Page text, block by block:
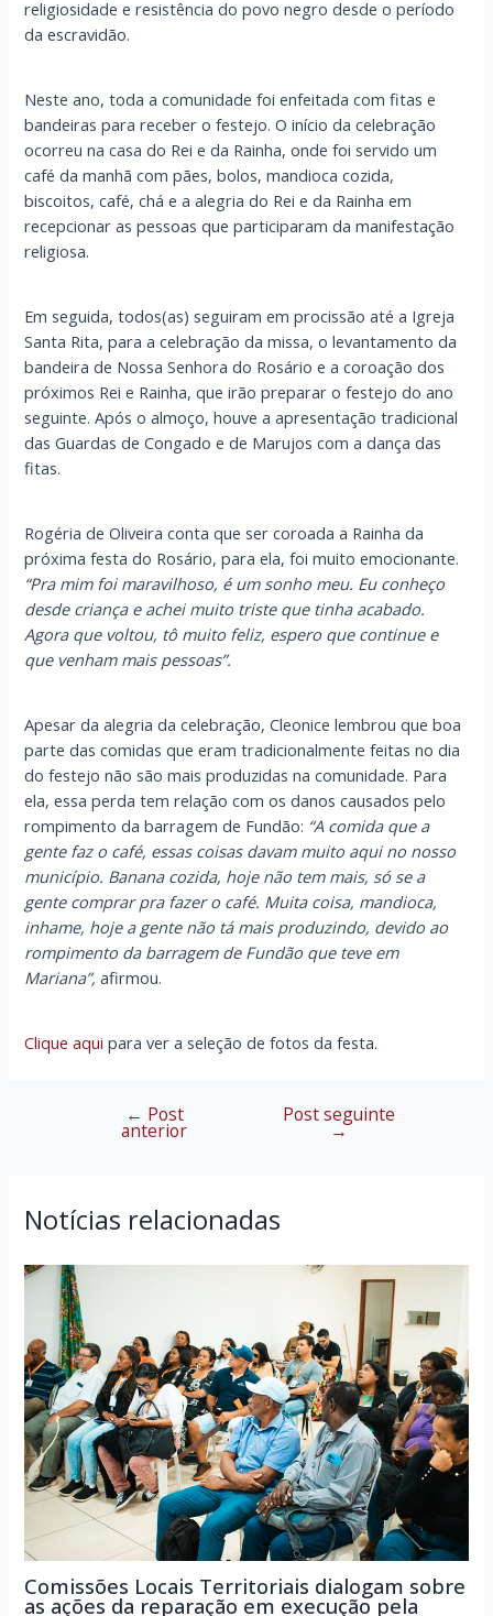
religiosidade e resistência do povo negro desde o período
da escravidão.
Neste ano, toda a comunidade foi enfeitada com fitas e
bandeiras para receber o festejo. O início da celebração
ocorreu na casa do Rei e da Rainha, onde foi servido um
café da manhã com pães, bolos, mandioca cozida,
biscoitos, café, chá e a alegria do Rei e da Rainha em
recepcionar as pessoas que participaram da manifestação
religiosa.
Em seguida, todos(as) seguiram em procissão até a Igreja
Santa Rita, para a celebração da missa, o levantamento da
bandeira de Nossa Senhora do Rosário e a coroação dos
próximos Rei e Rainha, que irão preparar o festejo do ano
seguinte. Após o almoço, houve a apresentação tradicional
das Guardas de Congado e de Marujos com a dança das
fitas.
Rogéria de Oliveira conta que ser coroada a Rainha da
próxima festa do Rosário, para ela, foi muito emocionante.
“Pra mim foi maravilhoso, é um sonho meu. Eu conheço
desde criança e achei muito triste que tinha acabado.
Agora que voltou, tô muito feliz, espero que continue e
que venham mais pessoas”.
Apesar da alegria da celebração, Cleonice lembrou que boa
parte das comidas que eram tradicionalmente feitas no dia
do festejo não são mais produzidas na comunidade. Para
ela, essa perda tem relação com os danos causados pelo
rompimento da barragem de Fundão: “A comida que a
gente faz o café, essas coisas davam muito aqui no nosso
município. Banana cozida, hoje não tem mais, só se a
gente comprar pra fazer o café. Muita coisa, mandioca,
inhame, hoje a gente não tá mais produzindo, devido ao
rompimento da barragem de Fundão que teve em
Mariana”, afirmou.
Clique aqui para ver a seleção de fotos da festa.
Navegação
← Post
anterior
Post seguinte
→
Notícias relacionadas
Comissões Locais Territoriais dialogam sobre
as ações da reparação em execução pela